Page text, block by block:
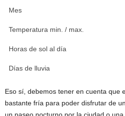
Mes
Temperatura min. / max.
Horas de sol al día
Días de lluvia
Eso sí, debemos tener en cuenta que
bastante fría para poder disfrutar de
un paseo nocturno por la ciudad o